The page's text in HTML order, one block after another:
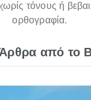
τόνους ή
ορθογραφία.
από το